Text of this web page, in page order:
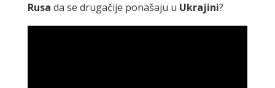
Rusa da se drugačije ponašaju u Ukrajini?